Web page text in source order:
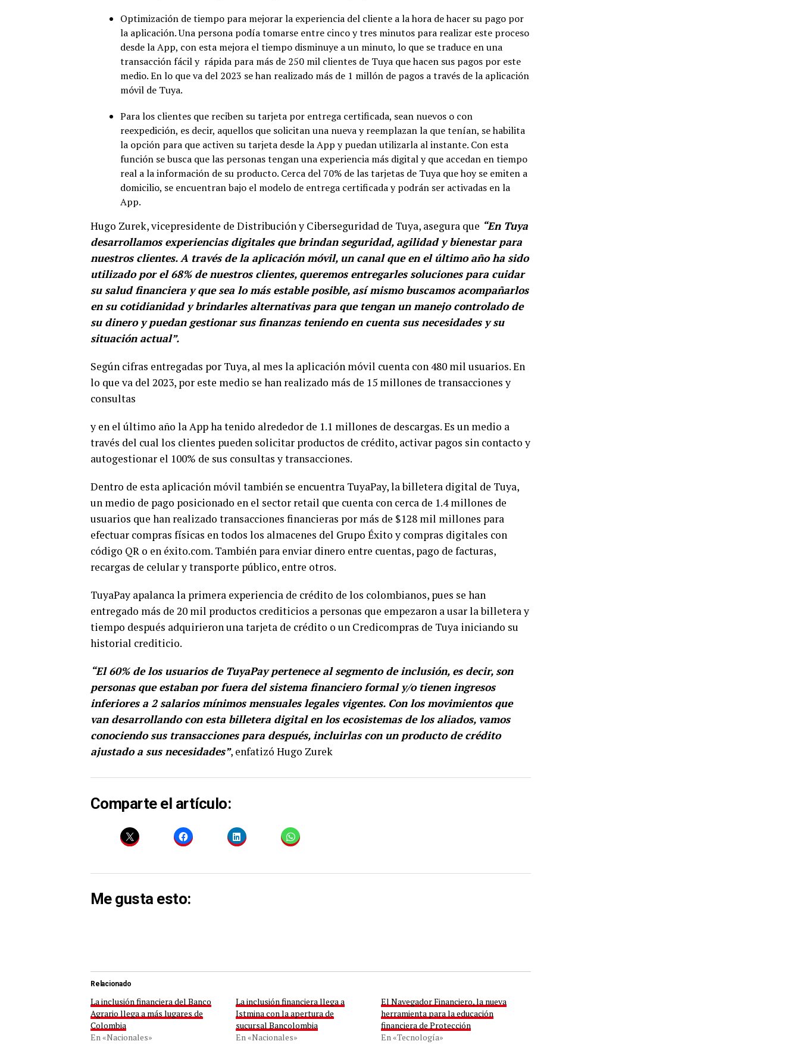
Optimización de tiempo para mejorar la experiencia del cliente a la hora de hacer su pago por
la aplicación. Una persona podía tomarse entre cinco y tres minutos para realizar este proceso
desde la App, con esta mejora el tiempo disminuye a un minuto, lo que se traduce en una
transacción fácil y rápida para más de 250 mil clientes de Tuya que hacen sus pagos por este
medio. En lo que va del 2023 se han realizado más de 1 millón de pagos a través de la aplicación
móvil de Tuya.
Para los clientes que reciben su tarjeta por entrega certificada, sean nuevos o con
reexpedición, es decir, aquellos que solicitan una nueva y reemplazan la que tenían, se habilita
la opción para que activen su tarjeta desde la App y puedan utilizarla al instante. Con esta
función se busca que las personas tengan una experiencia más digital y que accedan en tiempo
real a la información de su producto. Cerca del 70% de las tarjetas de Tuya que hoy se emiten a
domicilio, se encuentran bajo el modelo de entrega certificada y podrán ser activadas en la
App.
Hugo Zurek, vicepresidente de Distribución y Ciberseguridad de Tuya, asegura que “En Tuya
desarrollamos experiencias digitales que brindan seguridad, agilidad y bienestar para
nuestros clientes. A través de la aplicación móvil, un canal que en el último año ha sido
utilizado por el 68% de nuestros clientes, queremos entregarles soluciones para cuidar
su salud financiera y que sea lo más estable posible, así mismo buscamos acompañarlos
en su cotidianidad y brindarles alternativas para que tengan un manejo controlado de
su dinero y puedan gestionar sus finanzas teniendo en cuenta sus necesidades y su
situación actual”.
Según cifras entregadas por Tuya, al mes la aplicación móvil cuenta con 480 mil usuarios. En
lo que va del 2023, por este medio se han realizado más de 15 millones de transacciones y
consultas
y en el último año la App ha tenido alrededor de 1.1 millones de descargas. Es un medio a
través del cual los clientes pueden solicitar productos de crédito, activar pagos sin contacto y
autogestionar el 100% de sus consultas y transacciones.
Dentro de esta aplicación móvil también se encuentra TuyaPay, la billetera digital de Tuya,
un medio de pago posicionado en el sector retail que cuenta con cerca de 1.4 millones de
usuarios que han realizado transacciones financieras por más de $128 mil millones para
efectuar compras físicas en todos los almacenes del Grupo Éxito y compras digitales con
código QR o en éxito.com. También para enviar dinero entre cuentas, pago de facturas,
recargas de celular y transporte público, entre otros.
TuyaPay apalanca la primera experiencia de crédito de los colombianos, pues se han
entregado más de 20 mil productos crediticios a personas que empezaron a usar la billetera y
tiempo después adquirieron una tarjeta de crédito o un Credicompras de Tuya iniciando su
historial crediticio.
“El 60% de los usuarios de TuyaPay pertenece al segmento de inclusión, es decir, son
personas que estaban por fuera del sistema financiero formal y/o tienen ingresos
inferiores a 2 salarios mínimos mensuales legales vigentes. Con los movimientos que
van desarrollando con esta billetera digital en los ecosistemas de los aliados, vamos
conociendo sus transacciones para después, incluirlas con un producto de crédito
ajustado a sus necesidades”, enfatizó Hugo Zurek
Comparte el artículo:
Me gusta esto:
Relacionado
La inclusión financiera del Banco
Agrario llega a más lugares de
Colombia
En «Nacionales»
La inclusión financiera llega a
Istmina con la apertura de
sucursal Bancolombia
En «Nacionales»
El Navegador Financiero, la nueva
herramienta para la educación
financiera de Protección
En «Tecnología»